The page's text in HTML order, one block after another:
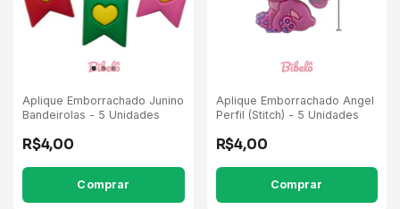
Aplique Emborrachado Junino
Bandeirolas - 5 Unidades
R$4,00
Comprar
Aplique Emborrachado Angel
Perfil (Stitch) - 5 Unidades
R$4,00